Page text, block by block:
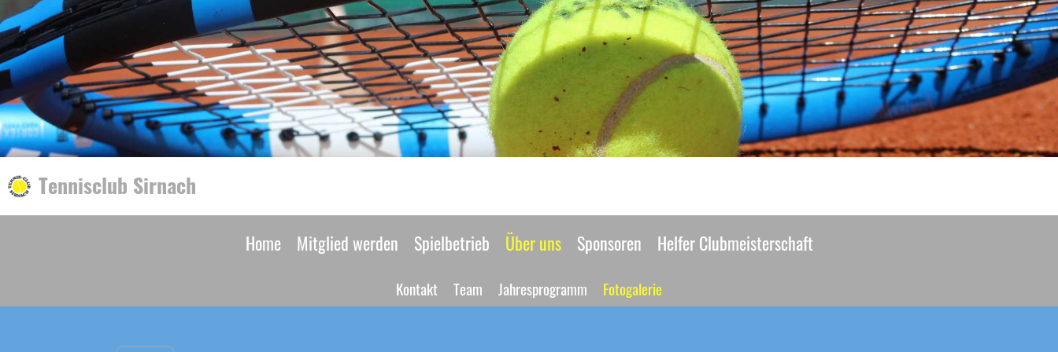
Tennisclub Sirnach
Home Mitglied werden Spielbetrieb Über uns Sponsoren Helfer Clubmeisterschaft
Kontakt Team Jahresprogramm Fotogalerie